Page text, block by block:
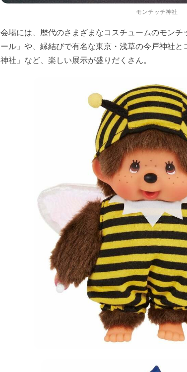
モンチッチ神社
会場には、歴代のさまざまなコスチュームのモンチ
ール」や、縁結びで有名な東京・浅草の今戸神社
神社」など、楽しい展示が盛りだくさん。